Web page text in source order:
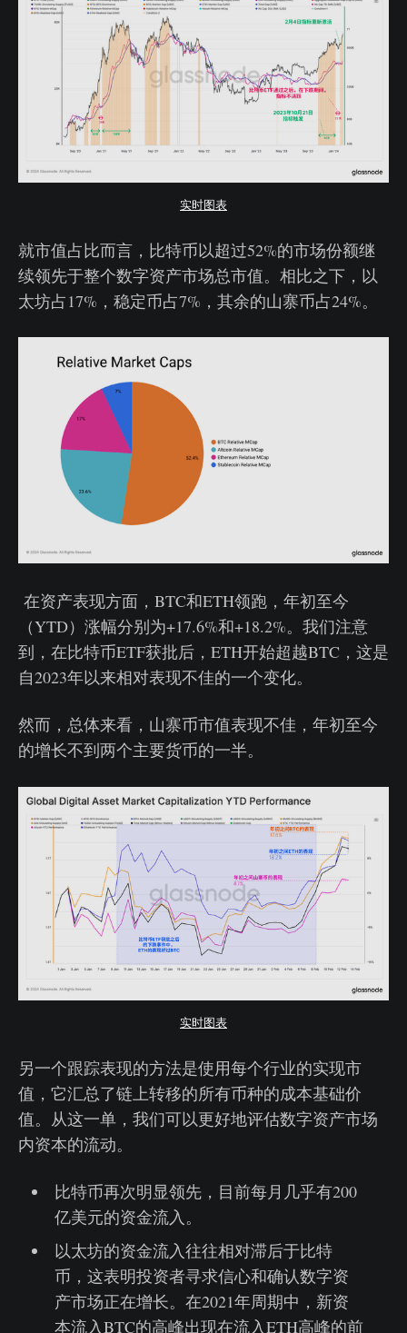
实时图表
就市值占比而言，比特币以超过52%的市场份额继
续领先于整个数字资产市场总市值。相比之下，以
太坊占17%，稳定币占7%，其余的山寨币占24%。
在资产表现方面，BTC和ETH领跑，年初至今
（YTD）涨幅分别为+17.6%和+18.2%。我们注意
到，在比特币ETF获批后，ETH开始超越BTC，这是
自2023年以来相对表现不佳的一个变化。
然而，总体来看，山寨币市值表现不佳，年初至今
的增长不到两个主要货币的一半。
实时图表
另一个跟踪表现的方法是使用每个行业的实现市
值，它汇总了链上转移的所有币种的成本基础价
值。从这一单，我们可以更好地评估数字资产市场
内资本的流动。
比特币再次明显领先，目前每月几乎有200
亿美元的资金流入。
以太坊的资金流入往往相对滞后于比特
币，这表明投资者寻求信心和确认数字资
产市场正在增长。在2021年周期中，新资
本流入BTC的高峰出现在流入ETH高峰的前